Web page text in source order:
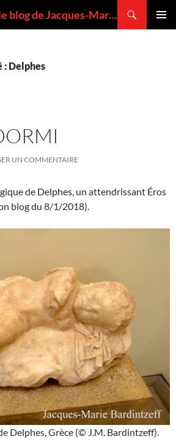
VOLCANMANIA : le blog de Jacques-Marie BARDINTZEFF, volcanologue
Delphes
UN COMMENTAIRE
de Delphes, un attendrissant Éros
blog du 8/1/2018).
Delphes, Grèce (© J.M. Bardintzeff).